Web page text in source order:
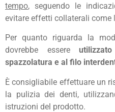
tempo, seguendo le
evitare effetti collaterali come
Per quanto riguarda la
dovrebbe essere
spazzolatura e al filo
È consigliabile effettuare un
la pulizia dei denti,
istruzioni del prodotto.